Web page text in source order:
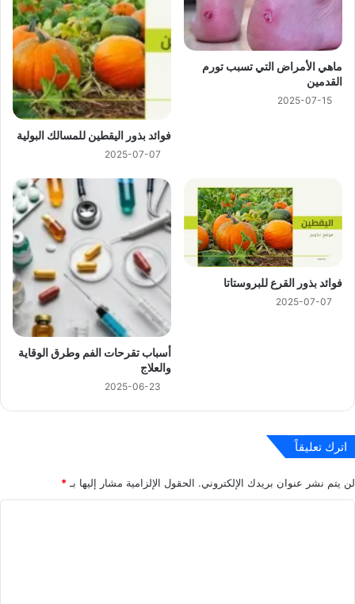
ماهي الأمراض التي تسبب تورم
القدمين
2025-07-15
فوائد بذور اليقطين للمسالك البولية
2025-07-07
فوائد بذور القرع للبروستاتا
2025-07-07
أسباب تقرحات الفم وطرق الوقاية
والعلاج
2025-06-23
اترك تعليقاً
لن يتم نشر عنوان بريدك الإلكتروني. الحقول الإلزامية مشار إليها بـ *